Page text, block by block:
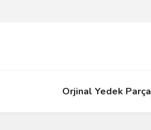
Orjinal Yedek Parça